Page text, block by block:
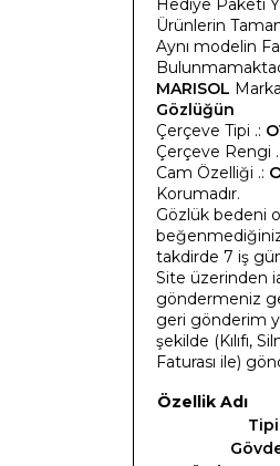
Hediye Paketi
Ürünlerin
Aynı modelin
MARISOL Marka
Gözlüğün
Çerçeve Tipi .:
Çerçeve Rengi .:
Cam Özelliği .:
Korumadır.
Gözlük bedeni
beğenmediğiniz
takdirde 7 iş
Site üzerinden
göndermeniz
geri gönderim
şekilde (Kılıfı,
Faturası ile)
Özellik Adı
Tipi